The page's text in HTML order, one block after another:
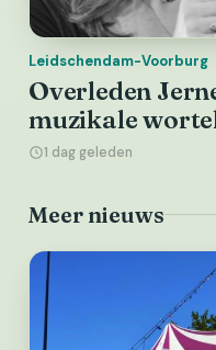
Leidschendam-Voorburg
Overleden
muzikale
1 dag geleden
Meer nieuws